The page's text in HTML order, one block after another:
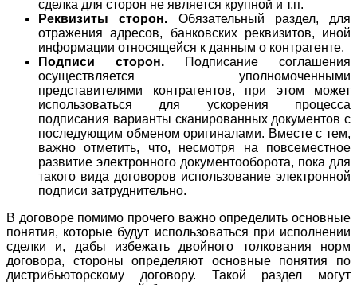
сделка для сторон не является крупной и т.п.
Реквизиты сторон. Обязательный раздел, для
отражения адресов, банковских реквизитов, иной
информации относящейся к данным о контрагенте.
Подписи сторон.
Подписание соглашения
осуществляется уполномоченными
представителями контрагентов, при этом может
использоваться для ускорения процесса
подписания варианты сканированных документов с
последующим обменом оригиналами. Вместе с тем,
важно отметить, что, несмотря на повсеместное
развитие электронного документооборота, пока для
такого вида договоров использование электронной
подписи затруднительно.
В договоре помимо прочего важно определить основные
понятия, которые будут использоваться при исполнении
сделки и, дабы избежать двойного толкования норм
договора, стороны определяют основные понятия по
дистрибьюторскому договору. Такой раздел могут